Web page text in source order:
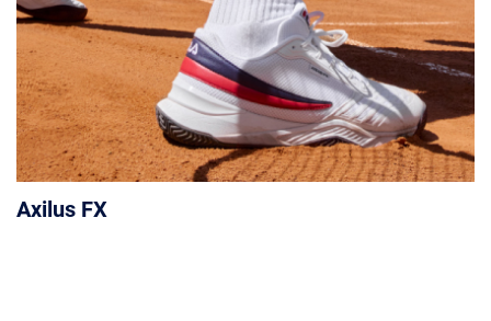
Axilus FX